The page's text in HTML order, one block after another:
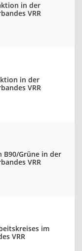
in der
VRR
in der
VRR
Grüne in der
VRR
im
VRR